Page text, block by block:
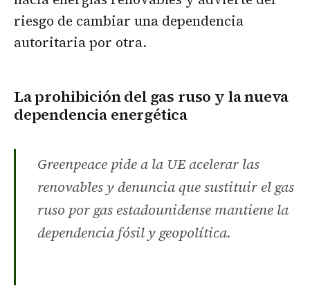
riesgo de cambiar una dependencia
autoritaria por otra.
La prohibición del gas ruso y la nueva
dependencia energética
Greenpeace pide a la UE acelerar las
renovables y denuncia que sustituir el gas
ruso por gas estadounidense mantiene la
dependencia fósil y geopolítica.